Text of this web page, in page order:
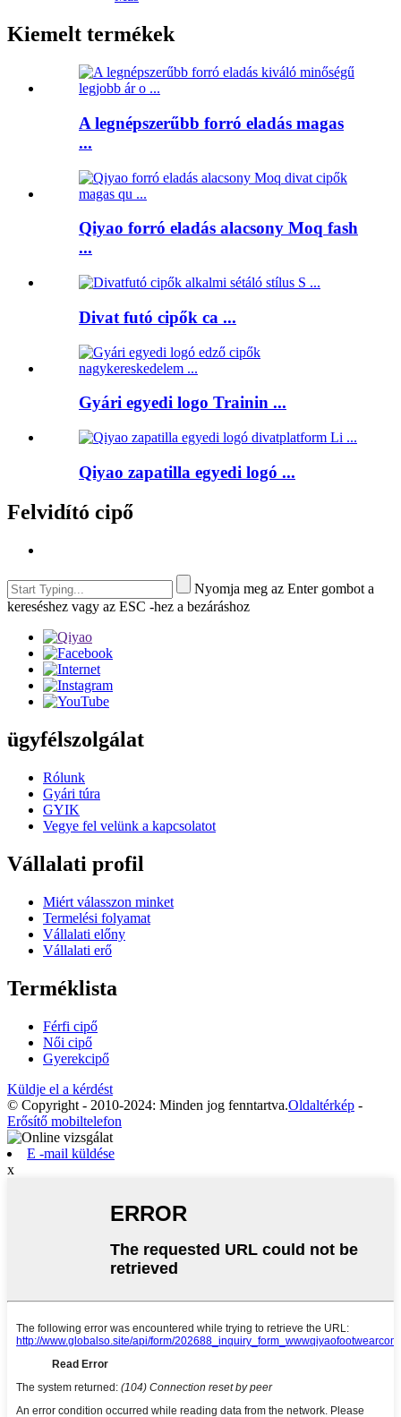
Kiemelt termékek
A legnépszerűbb forró eladás magas
...
Qiyao forró eladás alacsony Moq fash
...
Divat futó cipők ca ...
Gyári egyedi logo Trainin ...
Qiyao zapatilla egyedi logó ...
Felvidító cipő
Nyomja meg az Enter gombot a
kereséshez vagy az ESC -hez a bezáráshoz
ügyfélszolgálat
Rólunk
Gyári túra
GYIK
Vegye fel velünk a kapcsolatot
Vállalati profil
Miért válasszon minket
Termelési folyamat
Vállalati előny
Vállalati erő
Terméklista
Férfi cipő
Női cipő
Gyerekcipő
Küldje el a kérdést
© Copyright - 2010-2024: Minden jog fenntartva.Oldaltérkép -
Erősítő mobiltelefon
E -mail küldése
x